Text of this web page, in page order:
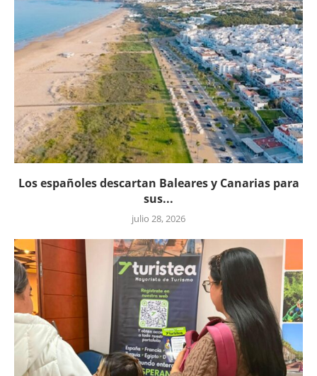
Los españoles descartan Baleares y Canarias para
sus...
julio 28, 2026